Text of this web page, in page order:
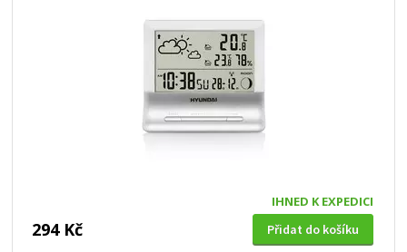
IHNED K EXPEDICI
294 Kč
Přidat do košíku